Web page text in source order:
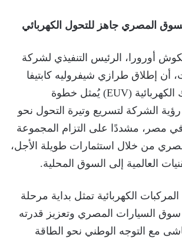
المصري جاهز للتحول الكهربائي
أورورا، الرئيس التنفيذي لشركة
أن إطلاق طرازي شيفروليه كابتيفا
الكهربائية وسبارك الكهربائية (EUV) يُمثل خطوة
الشركة لتسريع وتيرة التحول نحو
في مصر، مشددًا على التزام المجموعة
من خلال استثمارات طويلة الأجل،
العالمية إلى السوق المحلية.
الكهربائية تمثل بداية مرحلة
السيارات المصري وتعزيز قدرته
مع التوجه الوطني نحو الطاقة